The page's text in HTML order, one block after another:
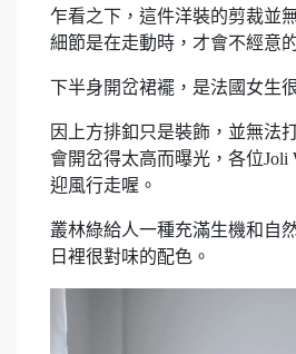
乍看之下，這件洋裝的剪裁並
細節是在走動時，才會不經意
下半身開岔裙襬，是法國女生
因上方排釦只是裝飾，並無法
會開岔得太高而曝光，各位Joli
迎風行走喔。
叢林綠給人一種充滿生機和自
日裡很對味的配色。